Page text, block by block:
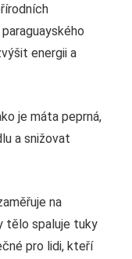
energii a
je máta peprná,
a snižovat
na
tělo spaluje tuky
pro lidi, kteří